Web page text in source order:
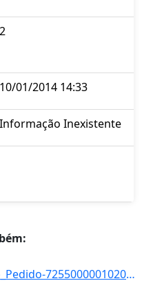
2
10/01/2014 14:33
Informação Inexistente
5: Id_Pedido-147386-Protocolo_Pedido-72550000010201400-Situacao-Respondido-Data_Registro-10/01/2014_13-]